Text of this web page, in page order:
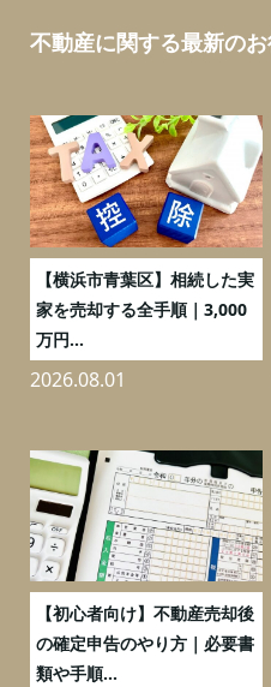
不動産に関する最新の
【横浜市青葉区】相続した実
家を売却する全手順｜3,000
万円...
2026.08.01
【初心者向け】不動産売却後
の確定申告のやり方｜必要書
類や手順...